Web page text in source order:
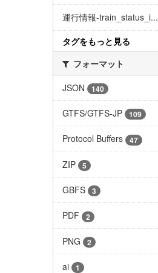
運行情報-train_status_i...
タグをもっと見る
フォーマット
JSON
140
GTFS/GTFS-JP 109
Protocol Buffers 47
ZIP 5
GBFS 3
PDF 2
PNG 2
ai 1